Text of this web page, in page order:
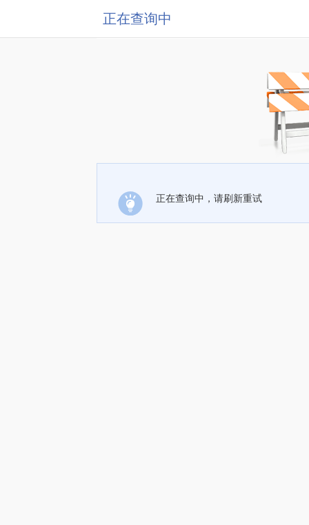
正在查询中
正在查询中，请刷新重试